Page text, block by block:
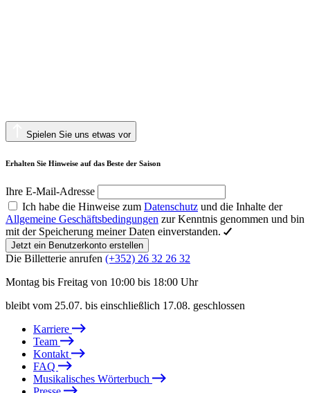
Spielen Sie uns etwas vor
Erhalten Sie Hinweise auf das Beste der Saison
Ihre E-Mail-Adresse
Ich habe die Hinweise zum Datenschutz und die Inhalte der
Allgemeine Geschäftsbedingungen zur Kenntnis genommen und bin
mit der Speicherung meiner Daten einverstanden.
Jetzt ein Benutzerkonto erstellen
Die Billetterie anrufen (+352) 26 32 26 32
Montag bis Freitag von 10:00 bis 18:00 Uhr
bleibt vom 25.07. bis einschließlich 17.08. geschlossen
Karriere
Team
Kontakt
FAQ
Musikalisches Wörterbuch